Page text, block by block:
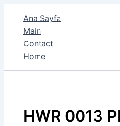
Ana Sayfa
Main
Contact
Home
HWR 0013